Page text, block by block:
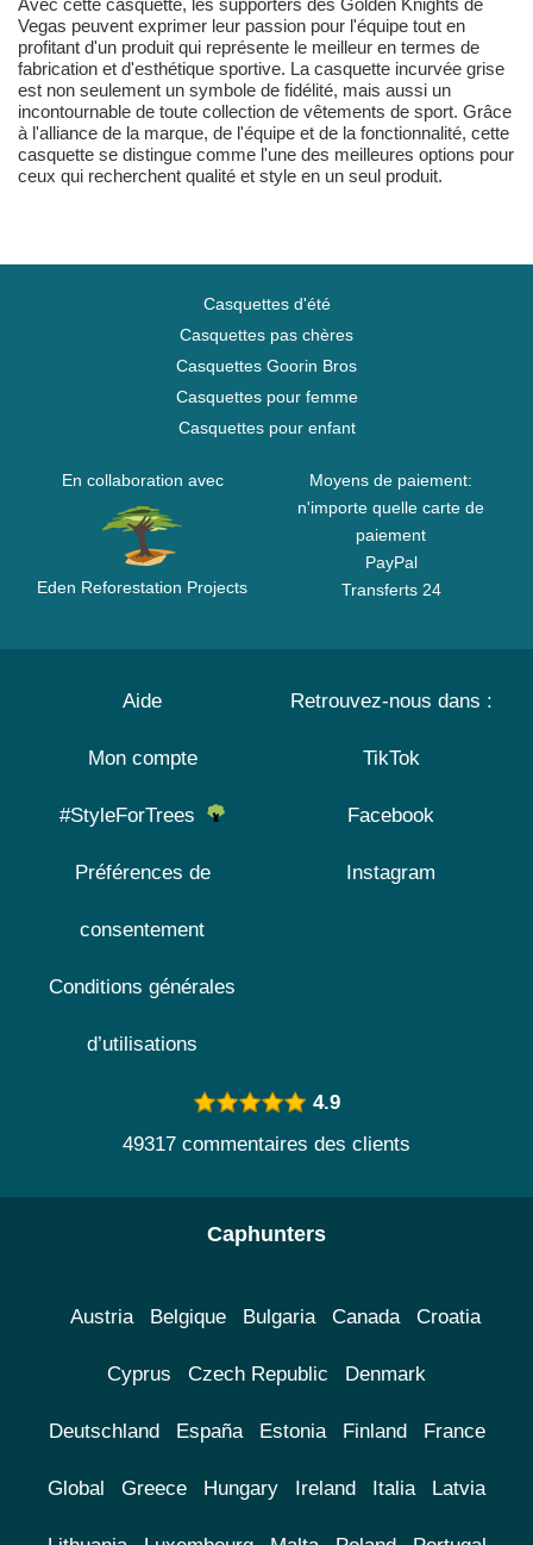
Avec cette casquette, les supporters des Golden Knights de
Vegas peuvent exprimer leur passion pour l'équipe tout en
profitant d'un produit qui représente le meilleur en termes de
fabrication et d'esthétique sportive. La casquette incurvée grise
est non seulement un symbole de fidélité, mais aussi un
incontournable de toute collection de vêtements de sport. Grâce
à l'alliance de la marque, de l'équipe et de la fonctionnalité, cette
casquette se distingue comme l'une des meilleures options pour
ceux qui recherchent qualité et style en un seul produit.
Casquettes d'été
Casquettes pas chères
Casquettes Goorin Bros
Casquettes pour femme
Casquettes pour enfant
En collaboration avec
Eden Reforestation Projects
Moyens de paiement:
n'importe quelle carte de
paiement
PayPal
Transferts 24
Aide
Mon compte
#StyleForTrees
Préférences de
consentement
Conditions générales
d’utilisations
Retrouvez-nous dans :
TikTok
Facebook
Instagram
4.9
49317 commentaires des clients
Caphunters
Austria Belgique Bulgaria Canada Croatia
Cyprus Czech Republic Denmark
Deutschland España Estonia Finland France
Global Greece Hungary Ireland Italia Latvia